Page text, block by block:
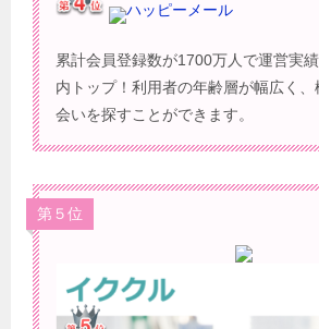
ハッピーメール
累計会員登録数が1700万人で運営実
内トップ！利用者の年齢層が幅広く、
会いを探すことができます。
第５位